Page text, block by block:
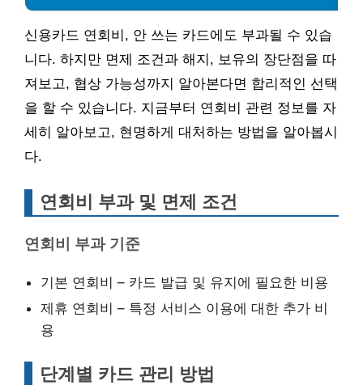
신용카드 연회비, 안 쓰는 카드에도 부과될 수 있습
니다. 하지만 면제 조건과 해지, 보유의 장단점을 따
져보고, 협상 가능성까지 알아본다면 합리적인 선택
을 할 수 있습니다. 지금부터 연회비 관련 정보를 자
세히 알아보고, 현명하게 대처하는 방법을 알아봅시
다.
연회비 부과 및 면제 조건
연회비 부과 기준
기본 연회비 – 카드 발급 및 유지에 필요한 비용
제휴 연회비 – 특정 서비스 이용에 대한 추가 비
용
단계별 카드 관리 방법